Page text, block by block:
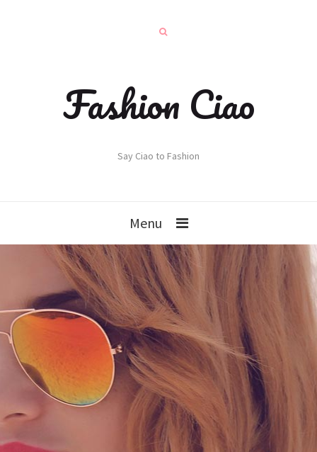
Fashion Ciao
Say Ciao to Fashion
Menu